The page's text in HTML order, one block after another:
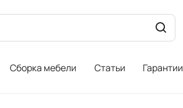
Сборка мебели Статьи Гарантии